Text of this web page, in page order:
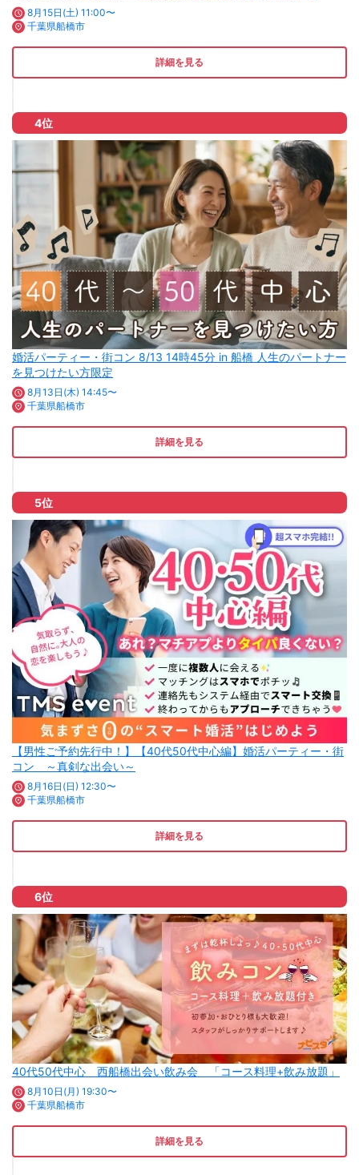
8月15日(土) 11:00〜
千葉県船橋市
詳細を見る
4位
婚活パーティー・街コン 8/13 14時45分 in 船橋 人生のパートナー
を見つけたい方限定
8月13日(木) 14:45〜
千葉県船橋市
詳細を見る
5位
【男性ご予約先行中！】【40代50代中心編】婚活パーティー・街
コン ～真剣な出会い～
8月16日(日) 12:30〜
千葉県船橋市
詳細を見る
6位
40代50代中心 西船橋出会い飲み会 「コース料理+飲み放題」
8月10日(月) 19:30〜
千葉県船橋市
詳細を見る